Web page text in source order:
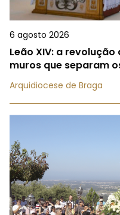
6 agosto 2026
Leão XIV: a
muros que separam
Arquidiocese de Braga